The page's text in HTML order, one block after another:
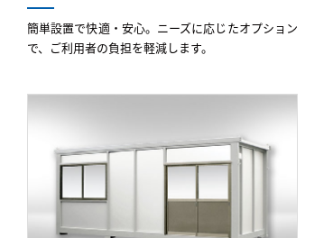
簡単設置で快適・安心。ニーズに応じたオプション
で、ご利用者の負担を軽減します。